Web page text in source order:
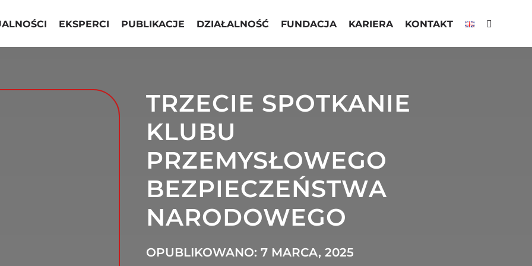
EKSPERCI PUBLIKACJE DZIAŁALNOŚĆ FUNDACJA KARIERA KONTAKT
TRZECIE SPOTKANIE
KLUBU
PRZEMYSŁOWEGO
BEZPIECZEŃSTWA
NARODOWEGO
OPUBLIKOWANO: 7 MARCA, 2025